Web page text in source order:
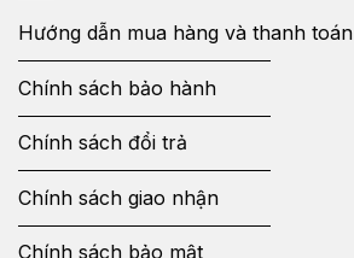
Hướng dẫn mua hàng và thanh toán
Chính sách bảo hành
Chính sách đổi trả
Chính sách giao nhận
Chính sách bảo mật